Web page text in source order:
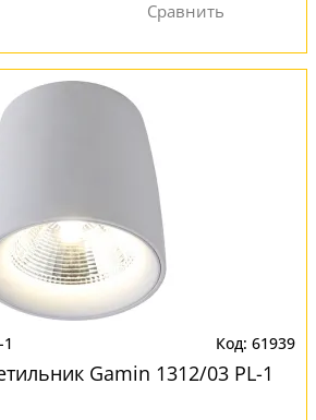
61939
Gamin 1312/03 PL-1